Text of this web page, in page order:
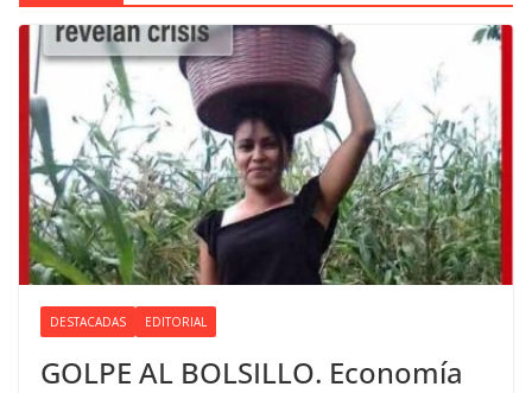
DESTACADAS EDITORIAL
GOLPE AL BOLSILLO. Economía